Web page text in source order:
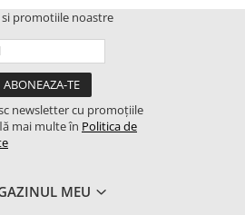
promotiile noastre
newsletter cu promoțiile
mai multe în Politica de
MEU